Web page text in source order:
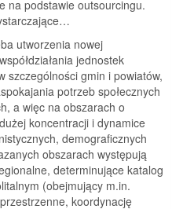
na podstawie outsourcingu.
utworzenia nowej
jednostek
szczególności gmin i powiatów,
potrzeb społecznych
a więc na obszarach o
koncentracji i dynamice
demograficznych
obszarach występują
determinujące katalog
(obejmujący m.in.
koordynację